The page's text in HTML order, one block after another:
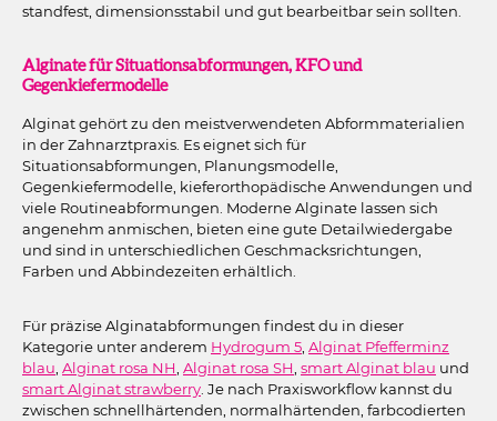
standfest, dimensionsstabil und gut bearbeitbar sein sollten.
Alginate für Situationsabformungen, KFO und
Gegenkiefermodelle
Alginat gehört zu den meistverwendeten Abformmaterialien
in der Zahnarztpraxis. Es eignet sich für
Situationsabformungen, Planungsmodelle,
Gegenkiefermodelle, kieferorthopädische Anwendungen und
viele Routineabformungen. Moderne Alginate lassen sich
angenehm anmischen, bieten eine gute Detailwiedergabe
und sind in unterschiedlichen Geschmacksrichtungen,
Farben und Abbindezeiten erhältlich.
Für präzise Alginatabformungen findest du in dieser
Kategorie unter anderem Hydrogum 5, Alginat Pfefferminz
blau, Alginat rosa NH, Alginat rosa SH, smart Alginat blau und
smart Alginat strawberry. Je nach Praxisworkflow kannst du
zwischen schnellhärtenden, normalhärtenden, farbcodierten